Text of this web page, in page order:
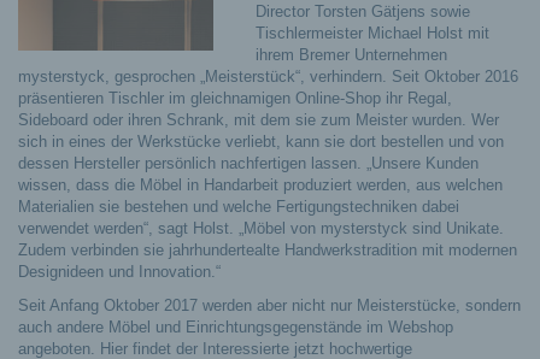
Director Torsten Gätjens sowie
Tischlermeister Michael Holst mit
ihrem Bremer Unternehmen
mysterstyck, gesprochen „Meisterstück“, verhindern. Seit Oktober 2016
präsentieren Tischler im gleichnamigen Online-Shop ihr Regal,
Sideboard oder ihren Schrank, mit dem sie zum Meister wurden. Wer
sich in eines der Werkstücke verliebt, kann sie dort bestellen und von
dessen Hersteller persönlich nachfertigen lassen. „Unsere Kunden
wissen, dass die Möbel in Handarbeit produziert werden, aus welchen
Materialien sie bestehen und welche Fertigungstechniken dabei
verwendet werden“, sagt Holst. „Möbel von mysterstyck sind Unikate.
Zudem verbinden sie jahrhundertealte Handwerkstradition mit modernen
Designideen und Innovation.“
Seit Anfang Oktober 2017 werden aber nicht nur Meisterstücke, sondern
auch andere Möbel und Einrichtungsgegenstände im Webshop
angeboten. Hier findet der Interessierte jetzt hochwertige